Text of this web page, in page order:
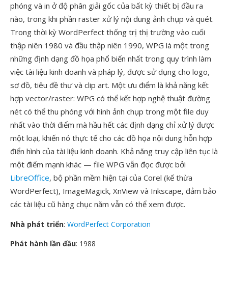
phóng và in ở độ phân giải gốc của bất kỳ thiết bị đầu ra
nào, trong khi phần raster xử lý nội dung ảnh chụp và quét.
Trong thời kỳ WordPerfect thống trị thị trường vào cuối
thập niên 1980 và đầu thập niên 1990, WPG là một trong
những định dạng đồ họa phổ biến nhất trong quy trình làm
việc tài liệu kinh doanh và pháp lý, được sử dụng cho logo,
sơ đồ, tiêu đề thư và clip art. Một ưu điểm là khả năng kết
hợp vector/raster: WPG có thể kết hợp nghệ thuật đường
nét có thể thu phóng với hình ảnh chụp trong một file duy
nhất vào thời điểm mà hầu hết các định dạng chỉ xử lý được
một loại, khiến nó thực tế cho các đồ họa nội dung hỗn hợp
điển hình của tài liệu kinh doanh. Khả năng truy cập liên tục là
một điểm mạnh khác — file WPG vẫn đọc được bởi
LibreOffice, bộ phần mềm hiện tại của Corel (kế thừa
WordPerfect), ImageMagick, XnView và Inkscape, đảm bảo
các tài liệu cũ hàng chục năm vẫn có thể xem được.
Nhà phát triển: WordPerfect Corporation
Phát hành lần đầu: 1988